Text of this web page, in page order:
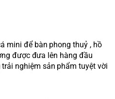
mini để bàn phong thuỷ , hồ
được đưa lên hàng đầu
nghiệm sản phẩm tuyệt vời